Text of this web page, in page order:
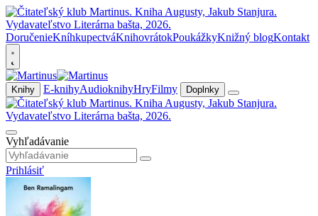
DoručenieKníhkupectváKnihovrátokPoukážkyKnižný blogKontakt
Knihy E-knihyAudioknihyHryFilmy Doplnky
Vyhľadávanie
Prihlásiť